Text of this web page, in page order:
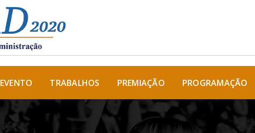
EVENTO TRABALHOS PREMIAÇÃO PROGRAMAÇÃO